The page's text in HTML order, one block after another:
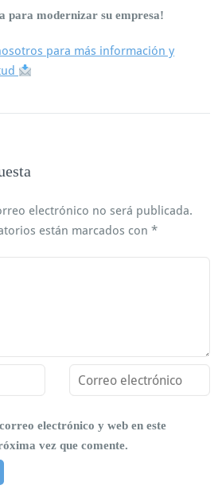
para modernizar su empresa!
para más información y
electrónico no será publicada.
están marcados con *
electrónico y web en este
vez que comente.